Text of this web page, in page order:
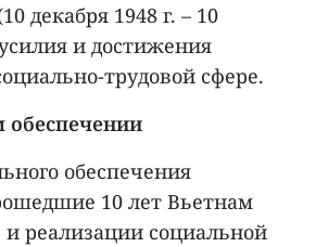
декабря 1948 г. – 10
и достижения
трудовой сфере.
обеспечения
10 лет Вьетнам
и реализации социальной